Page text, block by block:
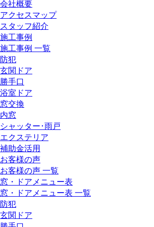
会社概要
アクセスマップ
スタッフ紹介
施工事例
施工事例 一覧
防犯
玄関ドア
勝手口
浴室ドア
窓交換
内窓
シャッター･雨戸
エクステリア
補助金活用
お客様の声
お客様の声 一覧
窓・ドアメニュー表
窓・ドアメニュー表 一覧
防犯
玄関ドア